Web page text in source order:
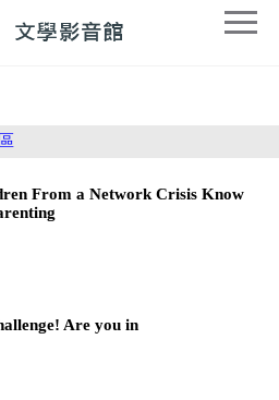
From a Network Crisis Know
Are you in